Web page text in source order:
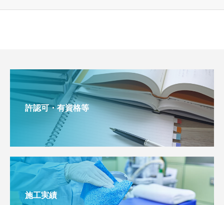
許認可・有資格等
施工実績